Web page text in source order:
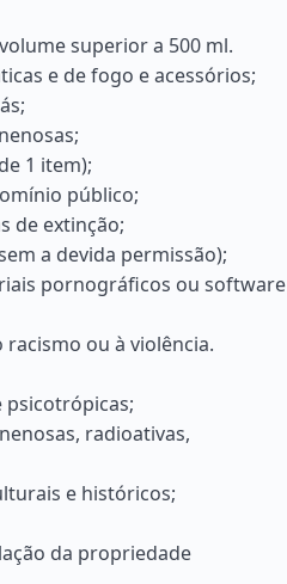
superior a 500 ml.
e de fogo e acessórios;
1 item);
público;
de extinção;
a devida permissão);
pornográficos ou software
ou à violência.
psicotrópicas;
radioativas,
e históricos;
da propriedade